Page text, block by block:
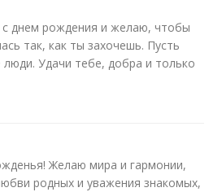
с днем рождения и желаю, чтобы
так, как ты захочешь. Пусть
Удачи тебе, добра и только
Желаю мира и гармонии,
родных и уважения знакомых,